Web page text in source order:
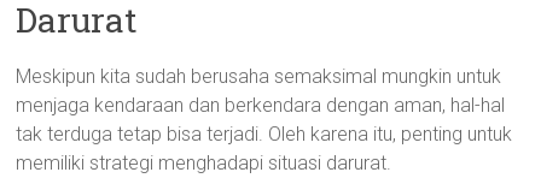
Darurat
Meskipun kita sudah berusaha semaksimal mungkin untuk
menjaga kendaraan dan berkendara dengan aman, hal-hal
tak terduga tetap bisa terjadi. Oleh karena itu, penting untuk
memiliki strategi menghadapi situasi darurat.